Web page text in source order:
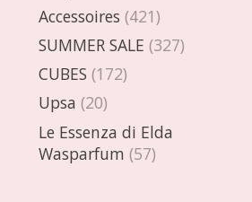
Accessoires (421)
SUMMER SALE (327)
CUBES (172)
Upsa (20)
Le Essenza di Elda
Wasparfum (57)